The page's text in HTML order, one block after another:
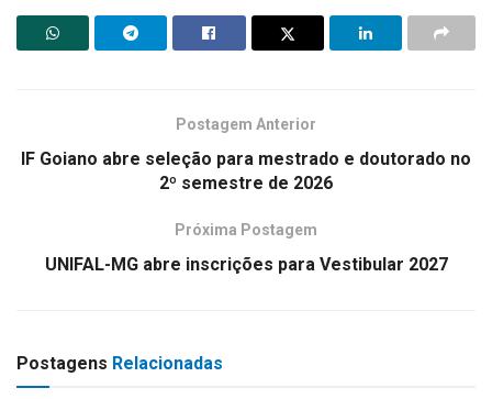
Postagem Anterior
IF Goiano abre seleção para mestrado e doutorado no
2º semestre de 2026
Próxima Postagem
UNIFAL-MG abre inscrições para Vestibular 2027
Postagens Relacionadas